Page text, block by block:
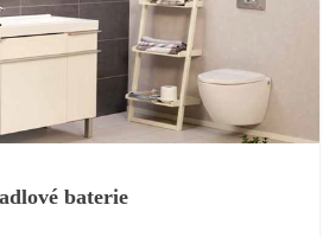
baterie